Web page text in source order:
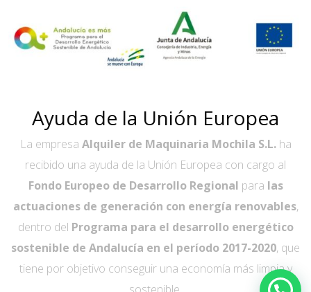
Ayuda de la Unión Europea
La empresa Alquiler de Maquinaria Mochila S.L.ha
recibido una ayuda de la Unión Europea con cargo al
Fondo Europeo de Desarrollo Regional para las
actuaciones de generación con energía renovables,
dentro del Programa para el desarrollo energético
sostenible de Andalucía en el período 2017-2020, que
tiene por objetivo conseguir una economía más limpia y